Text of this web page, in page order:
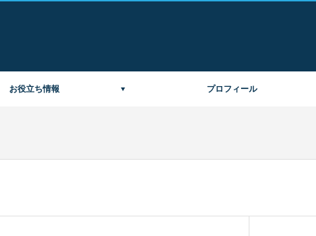
お役立ち情報 プロフィール